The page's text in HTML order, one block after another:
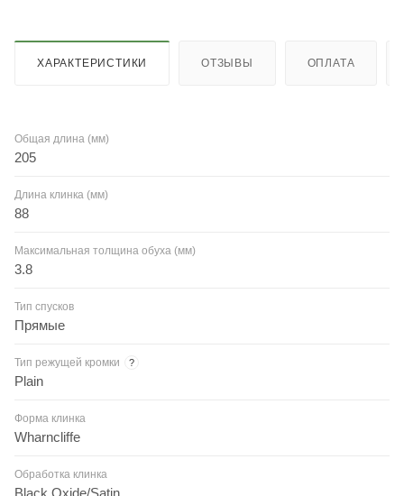
ХАРАКТЕРИСТИКИ ОТЗЫВЫ ОПЛАТА
Общая длина (мм)
205
Длина клинка (мм)
88
Максимальная толщина обуха (мм)
3.8
Тип спусков
Прямые
Тип режущей кромки ?
Plain
Форма клинка
Wharncliffe
Обработка клинка
Black Oxide/Satin